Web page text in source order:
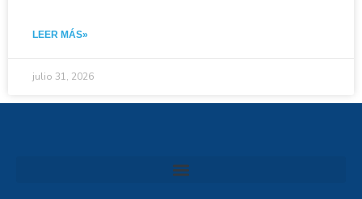
LEER MÁS»
julio 31, 2026